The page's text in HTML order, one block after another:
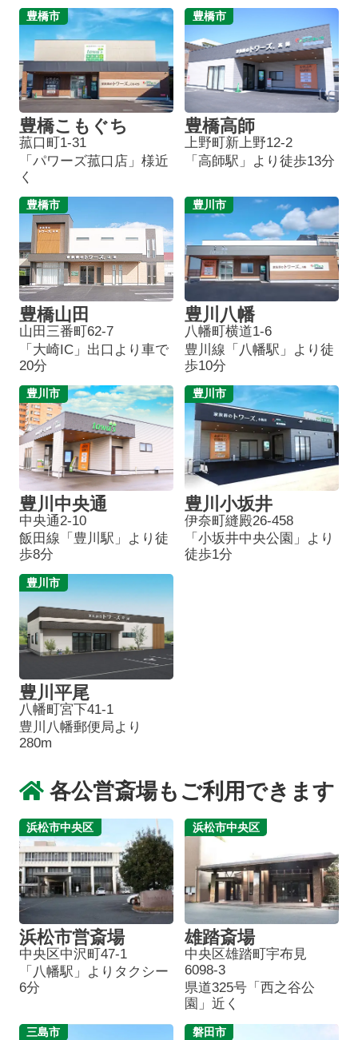
豊橋市
豊橋こもぐち
菰口町1-31
「パワーズ菰口店」様近
く
豊橋市
豊橋高師
上野町新上野12-2
「高師駅」より徒歩13分
豊橋市
豊橋山田
山田三番町62-7
「大崎IC」出口より車で
20分
豊川市
豊川八幡
八幡町横道1-6
豊川線「八幡駅」より徒
歩10分
豊川市
豊川中央通
中央通2-10
飯田線「豊川駅」より徒
歩8分
豊川市
豊川小坂井
伊奈町縫殿26-458
「小坂井中央公園」より
徒歩1分
豊川市
豊川平尾
八幡町宮下41-1
豊川八幡郵便局より
280m
各公営斎場もご利用できます
浜松市中央区
浜松市営斎場
中央区中沢町47-1
「八幡駅」よりタクシー
6分
浜松市中央区
雄踏斎場
中央区雄踏町宇布見
6098-3
県道325号「西之谷公
園」近く
三島市 磐田市
葬儀プランが お得な会員価格!